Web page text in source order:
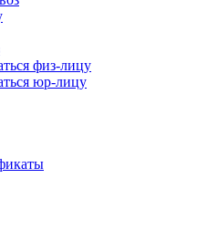
физ-лицу
юр-лицу